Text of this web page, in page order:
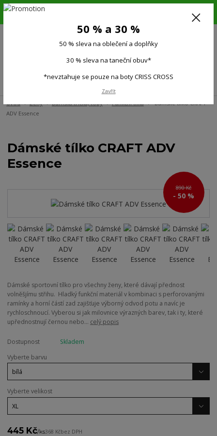
6.-16.8.26. DOVOLENÁ !!! 50 % SLEVA na všechno oblečení a doplňky !!!
(Po-Pá 9:00-15.00)
Úvod Ženy Dámská trička, topy Funkční tílka
Dámské tílko CRAFT
ADV Essence
Dámské tílko CRAFT ADV
Essence
890 Kč
- 50 %
Dámské sportovní tílko pro všechny ženy, které dávají přednost
volněšjímu střihu. Hladký funkční materiál v kombinaci s perforovanými
ramínky a horní částí zad zajišťuje výborný odvod potu a navíc je
rychloschnoucí. Vyberou si jak milovnice výrazných barev, tak i ty, které
upřednostnují černou nebo... celý popis
Dostupnost
Skladem
Vyberte barvu
Vyberte velikost
445 Kč/ks368 Kčbez DPH
50 % a 30 %
50 % sleva na oblečení a doplňky
30 % sleva na taneční obuv*
*nevztahuje se pouze na boty CRISS CROSS
Zavřít